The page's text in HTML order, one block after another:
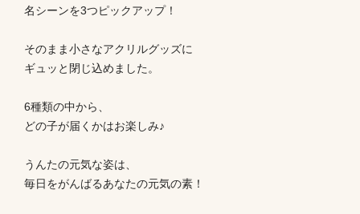
名シーンを3つピックアップ！
そのまま小さなアクリルグッズに
ギュッと閉じ込めました。
6種類の中から、
どの子が届くかはお楽しみ♪
うんたの元気な姿は、
毎日をがんばるあなたの元気の素！